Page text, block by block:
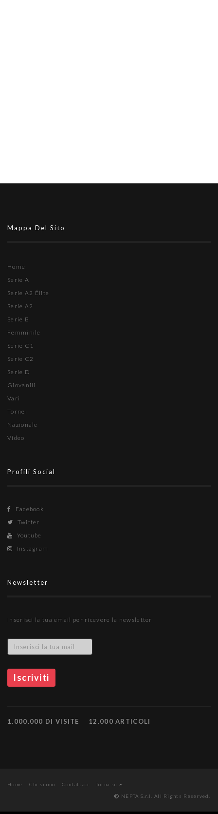
Mappa Del Sito
Home
Serie A
Serie A2 Élite
Serie A2
Serie B
Femminile
Serie C1
Serie C2
Serie D
Giovanili
Vari
Tornei
Nazionale
Video
Profili Social
Facebook
Twitter
Youtube
Instagram
Newsletter
Inserisci la tua email per ricevere la newsletter
1.000.000 DI VISITE 12.000 ARTICOLI
Home Chi siamo Contattaci
Torna su
NEPTA S.r.l. All Rights Reserved.